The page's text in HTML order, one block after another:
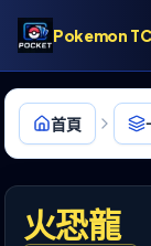
Pokemon
首頁
火恐龍